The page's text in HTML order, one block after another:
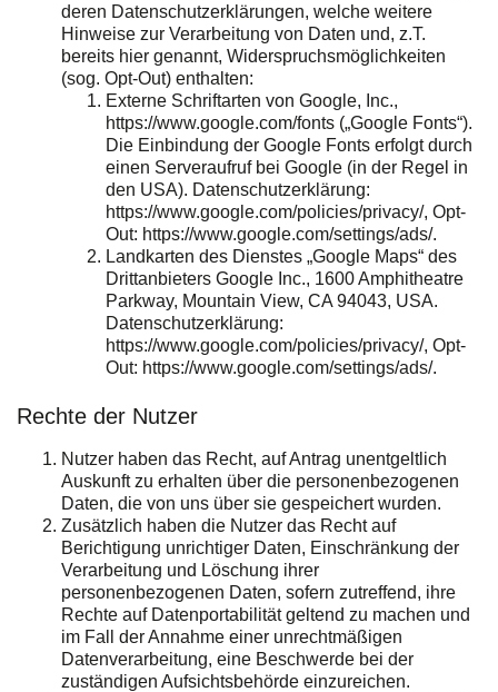
deren Datenschutzerklärungen, welche weitere
Hinweise zur Verarbeitung von Daten und, z.T.
bereits hier genannt, Widerspruchsmöglichkeiten
(sog. Opt-Out) enthalten:
Externe Schriftarten von Google, Inc.,
https://www.google.com/fonts („Google Fonts“).
Die Einbindung der Google Fonts erfolgt durch
einen Serveraufruf bei Google (in der Regel in
den USA). Datenschutzerklärung:
https://www.google.com/policies/privacy/, Opt-
Out: https://www.google.com/settings/ads/.
Landkarten des Dienstes „Google Maps“ des
Drittanbieters Google Inc., 1600 Amphitheatre
Parkway, Mountain View, CA 94043, USA.
Datenschutzerklärung:
https://www.google.com/policies/privacy/, Opt-
Out: https://www.google.com/settings/ads/.
Rechte der Nutzer
Nutzer haben das Recht, auf Antrag unentgeltlich
Auskunft zu erhalten über die personenbezogenen
Daten, die von uns über sie gespeichert wurden.
Zusätzlich haben die Nutzer das Recht auf
Berichtigung unrichtiger Daten, Einschränkung der
Verarbeitung und Löschung ihrer
personenbezogenen Daten, sofern zutreffend, ihre
Rechte auf Datenportabilität geltend zu machen und
im Fall der Annahme einer unrechtmäßigen
Datenverarbeitung, eine Beschwerde bei der
zuständigen Aufsichtsbehörde einzureichen.